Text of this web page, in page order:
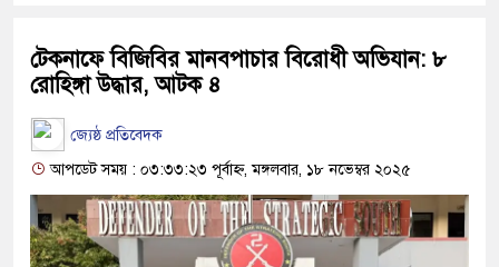
টেকনাফে বিজিবির মানবপাচার বিরোধী অভিযান: ৮
রোহিঙ্গা উদ্ধার, আটক ৪
জ্যেষ্ঠ প্রতিবেদক
আপডেট সময় : ০৩:৩৩:২৩ পূর্বাহ্ন, মঙ্গলবার, ১৮ নভেম্বর ২০২৫